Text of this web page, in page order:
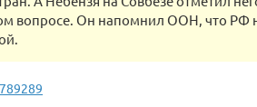
вопросе. Он напомнил ООН, что РФ